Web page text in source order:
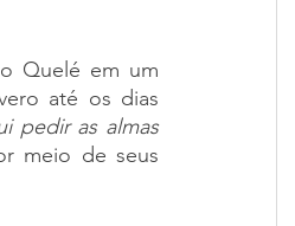
Quelé em um
até os dias
pedir as almas
meio de seus